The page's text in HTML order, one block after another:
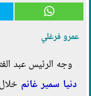
عمرو فرغلي
وجه الرئيس عبد
دنيا سمير غانم